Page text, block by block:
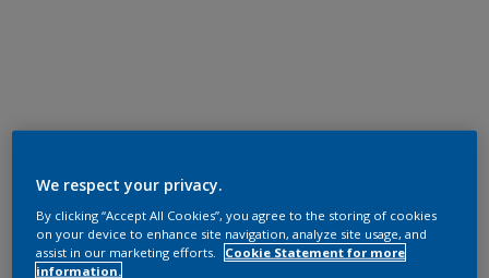
We respect your privacy.
By clicking “Accept All Cookies”, you agree to the storing of cookies
on your device to enhance site navigation, analyze site usage, and
assist in our marketing efforts.
Cookie Statement for more
information.